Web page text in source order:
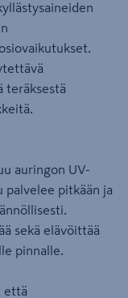
teräksestä
auringon UV-
palvelee pitkään ja
sekä elävöittää
pinnalle.
että